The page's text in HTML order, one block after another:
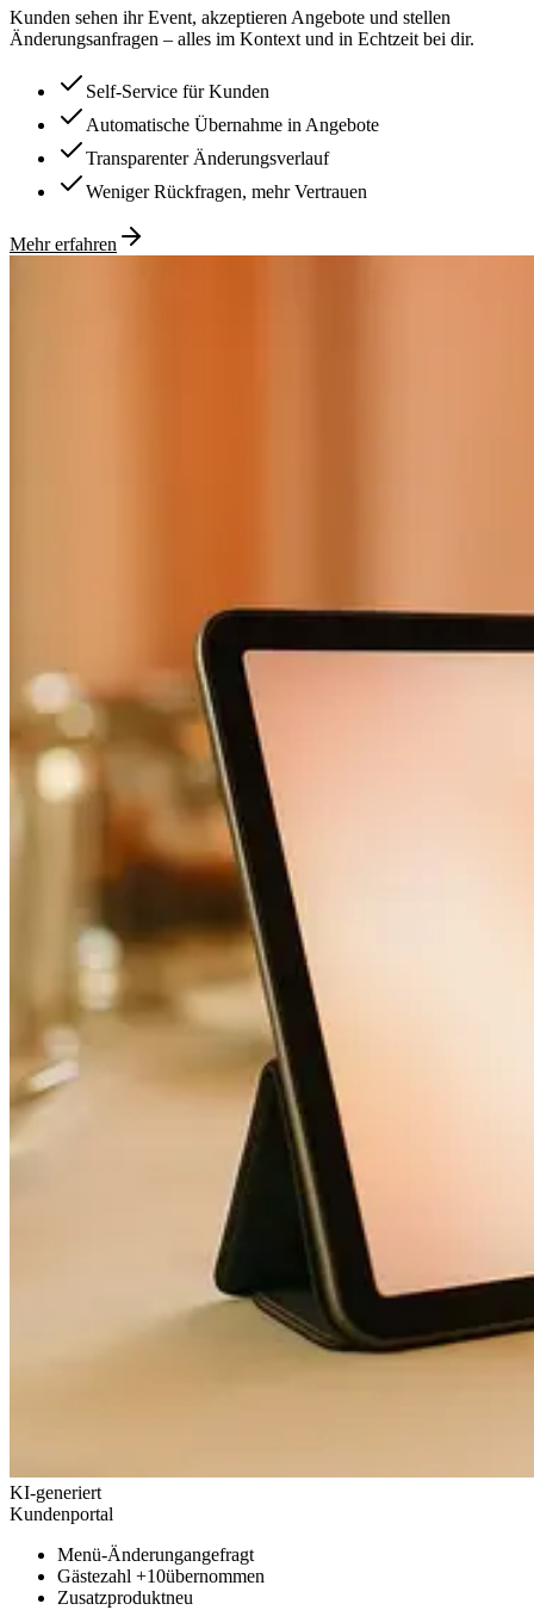
Kunden sehen ihr Event, akzeptieren Angebote und stellen
Änderungsanfragen – alles im Kontext und in Echtzeit bei dir.
Self-Service für Kunden
Automatische Übernahme in Angebote
Transparenter Änderungsverlauf
Weniger Rückfragen, mehr Vertrauen
Mehr erfahren
KI-generiert
Kundenportal
Menü-Änderungangefragt
Gästezahl +10übernommen
Zusatzproduktneu